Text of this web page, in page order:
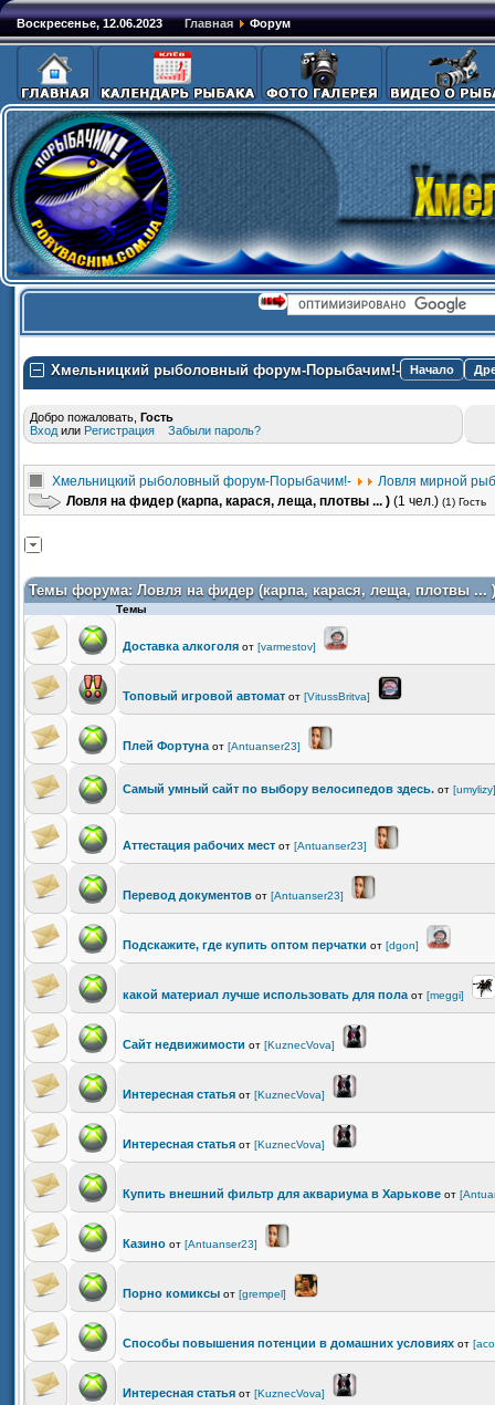
Воскресенье, 12.06.2023 Главная Форум
Хмельницкий рыболовный форум-Порыбачим!- Начало
Добро пожаловать, Гость
Вход или Регистрация Забыли пароль?
Хмельницкий рыболовный форум-Порыбачим!-
Ловля мирной
Ловля на фидер (карпа, карася, леща, плотвы ... ) (1 чел.) (1) Гость
Темы форума: Ловля на фидер (карпа, карася, леща, плотвы ... )
Темы
Доставка алкоголя от [varmestov]
Топовый игровой автомат от [VitussBritva]
Плей Фортуна от [Antuanser23]
Самый умный сайт по выбору велосипедов здесь. от [umylizy]
Аттестация рабочих мест от [Antuanser23]
Перевод документов от [Antuanser23]
Подскажите, где купить оптом перчатки от [dgon]
какой материал лучше использовать для пола от [meggi]
Сайт недвижимости от [KuznecVova]
Интересная статья от [KuznecVova]
Интересная статья от [KuznecVova]
Купить внешний фильтр для аквариума в Харькове от
Казино от [Antuanser23]
Порно комиксы от [grempel]
Способы повышения потенции в домашних условиях от
Интересная статья от [KuznecVova]